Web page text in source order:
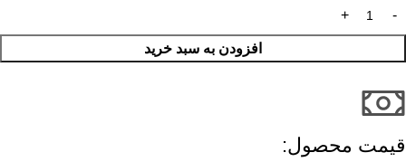
افزودن به سبد خرید
قیمت محصول:​